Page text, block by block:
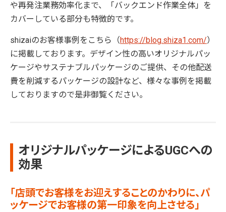
や再発注業務効率化まで、「バックエンド作業全体」を
カバーしている部分も特徴的です。
shizaiのお客様事例をこちら（ https://blog.shiza1.com/）
に掲載しております。デザイン性の高いオリジナルパッ
ケージやサステナブルパッケージのご提供、その他配送
費を削減するパッケージの設計など、様々な事例を掲載
しておりますので是非御覧ください。
オリジナルパッケージによるUGCへの
効果
「店頭でお客様をお迎えすることのかわりに、パ
ッケージでお客様の第一印象を向上させる」